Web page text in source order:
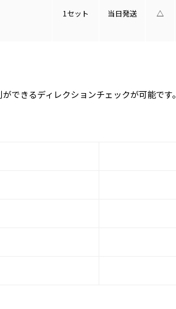
1セット 当日発送 △
できるディレクションチェックが可能です。